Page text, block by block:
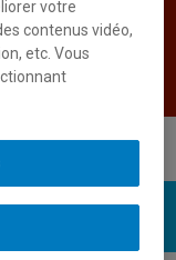
sont
Veuillez
votre
contenus vidéo,
etc. Vous